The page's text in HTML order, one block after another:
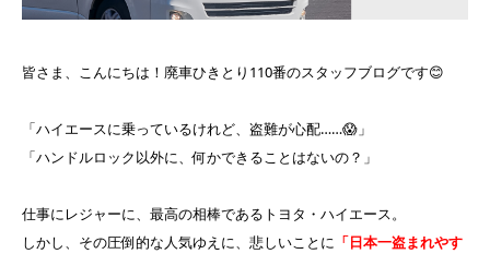
皆さま、こんにちは！廃車ひきとり110番のスタッフブログです😊
「ハイエースに乗っているけれど、盗難が心配……😱」
「ハンドルロック以外に、何かできることはないの？」
仕事にレジャーに、最高の相棒であるトヨタ・ハイエース。
しかし、その圧倒的な人気ゆえに、悲しいことに 「日本一盗まれやす